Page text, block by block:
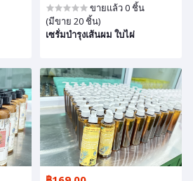
ขายแล้ว 0 ชิ้น
(มีขาย 20 ชิ้น)
เซรั่มบำรุงเส้นผม ใบไผ่